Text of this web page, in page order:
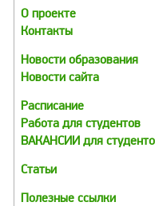
О проекте
Контакты
Новости образования
Новости сайта
Расписание
Работа для студентов
ВАКАНСИИ для
Статьи
Полезные ссылки